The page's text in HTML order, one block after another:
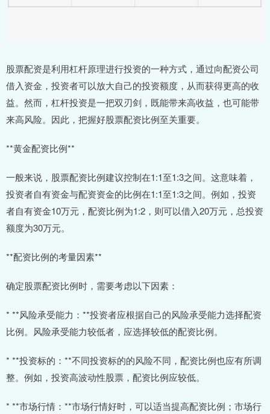
股票配资是利用杠杆原理进行投资的一种方式，通过向配资公司
借入资金，投资者可以放大自己的投资额度，从而获得更高的收
益。然而，杠杆投资是一把双刃剑，既能带来高收益，也可能带
来高风险。因此，把握好股票配资比例至关重要。
**黄金配资比例**
一般来说，股票配资比例建议控制在1:1至1:3之间。这意味着，
投资者自有资金与配资资金的比例在1:1至1:3之间。例如，投资
者自有资金10万元，配资比例为1:2，则可以借入20万元，总投资
额度为30万元。
**配资比例的考量因素**
确定股票配资比例时，需要考虑以下因素：
* **风险承受能力：**投资者应根据自己的风险承受能力选择配资
比例。风险承受能力较低者，应选择较低的配资比例。
* **投资标的：**不同投资标的的风险不同，配资比例也应有所调
整。例如，投资高波动性股票，配资比例应较低。
* **市场行情：**市场行情好时，可以适当提高配资比例；市场行